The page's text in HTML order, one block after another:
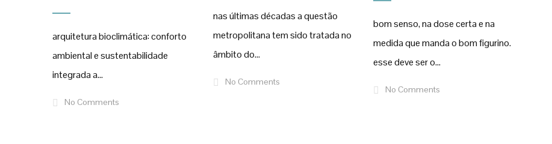
arquitetura bioclimática: conforto
ambiental e sustentabilidade
integrada a...
No Comments
nas últimas décadas a questão
metropolitana tem sido tratada no
âmbito do...
No Comments
bom senso, na dose certa e na
medida que manda o bom figurino.
esse deve ser o...
No Comments